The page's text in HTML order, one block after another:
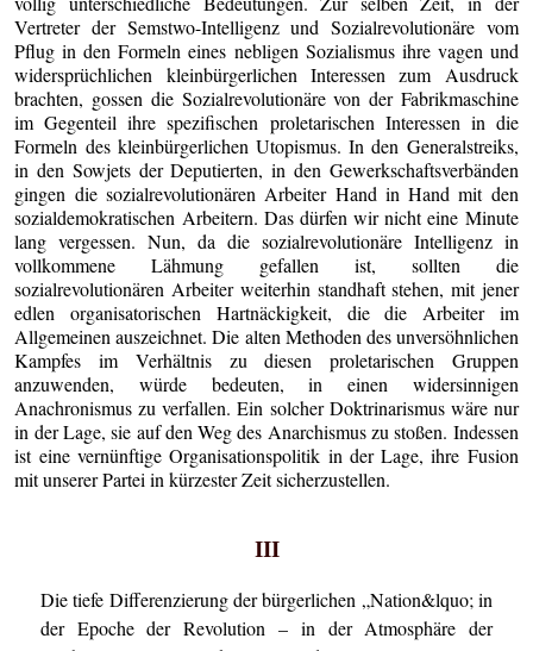
Vertreter der Semstwo-Intelligenz und Sozialrevolutionäre vom
Pflug in den Formeln eines nebligen Sozialismus ihre vagen und
widersprüchlichen kleinbürgerlichen Interessen zum Ausdruck
brachten, gossen die Sozialrevolutionäre von der Fabrikmaschine
im Gegenteil ihre spezifischen proletarischen Interessen in die
Formeln des kleinbürgerlichen Utopismus. In den Generalstreiks,
in den Sowjets der Deputierten, in den Gewerkschaftsverbänden
gingen die sozialrevolutionären Arbeiter Hand in Hand mit den
sozialdemokratischen Arbeitern. Das dürfen wir nicht eine Minute
lang vergessen. Nun, da die sozialrevolutionäre Intelligenz in
vollkommene Lähmung gefallen ist, sollten die
sozialrevolutionären Arbeiter weiterhin standhaft stehen, mit jener
edlen organisatorischen Hartnäckigkeit, die die Arbeiter im
Allgemeinen auszeichnet. Die alten Methoden des unversöhnlichen
Kampfes im Verhältnis zu diesen proletarischen Gruppen
anzuwenden, würde bedeuten, in einen widersinnigen
Anachronismus zu verfallen. Ein solcher Doktrinarismus wäre nur
in der Lage, sie auf den Weg des Anarchismus zu stoßen. Indessen
ist eine vernünftige Organisationspolitik in der Lage, ihre Fusion
mit unserer Partei in kürzester Zeit sicherzustellen.
III
Die tiefe Differenzierung der bürgerlichen „Nation&lquo; in
der Epoche der Revolution – in der Atmosphäre der